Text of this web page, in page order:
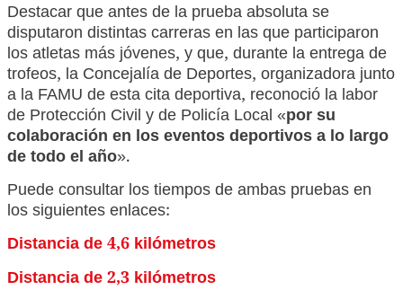
Destacar que antes de la prueba absoluta se
disputaron distintas carreras en las que participaron
los atletas más jóvenes, y que, durante la entrega de
trofeos, la Concejalía de Deportes, organizadora junto
a la FAMU de esta cita deportiva, reconoció la labor
de Protección Civil y de Policía Local «por su
colaboración en los eventos deportivos a lo largo
de todo el año».
Puede consultar los tiempos de ambas pruebas en
los siguientes enlaces:
Distancia de 4,6 kilómetros
Distancia de 2,3 kilómetros